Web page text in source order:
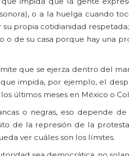
o a la huelga cuando
propia cotidianidad
o de su casa porque hay una
que se ejerza dentro del
impida, por ejemplo, el
últimos meses en México o
o negras, eso depende
de la represión de la
ver cuáles son los límites.